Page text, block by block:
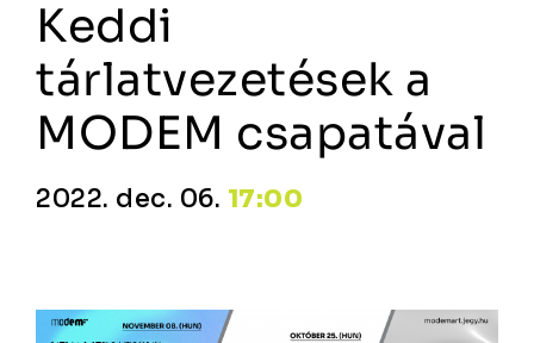
Keddi
tárlatvezetések a
MODEM csapatával
2022. dec. 06. 17:00